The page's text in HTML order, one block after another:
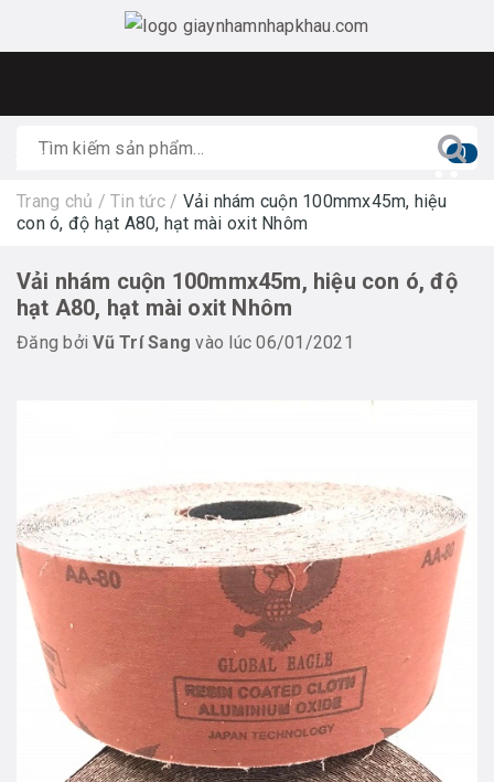
0
Trang chủ / Tin tức / Vải nhám cuộn 100mmx45m, hiệu
con ó, độ hạt A80, hạt mài oxit Nhôm
Vải nhám cuộn 100mmx45m, hiệu con ó, độ
hạt A80, hạt mài oxit Nhôm
Đăng bởiVũ Trí Sang vào lúc 06/01/2021